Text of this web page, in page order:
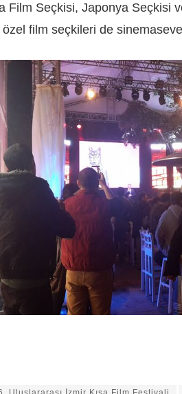
Film Seçkisi, Japonya Seçkisi
özel film seçkileri de